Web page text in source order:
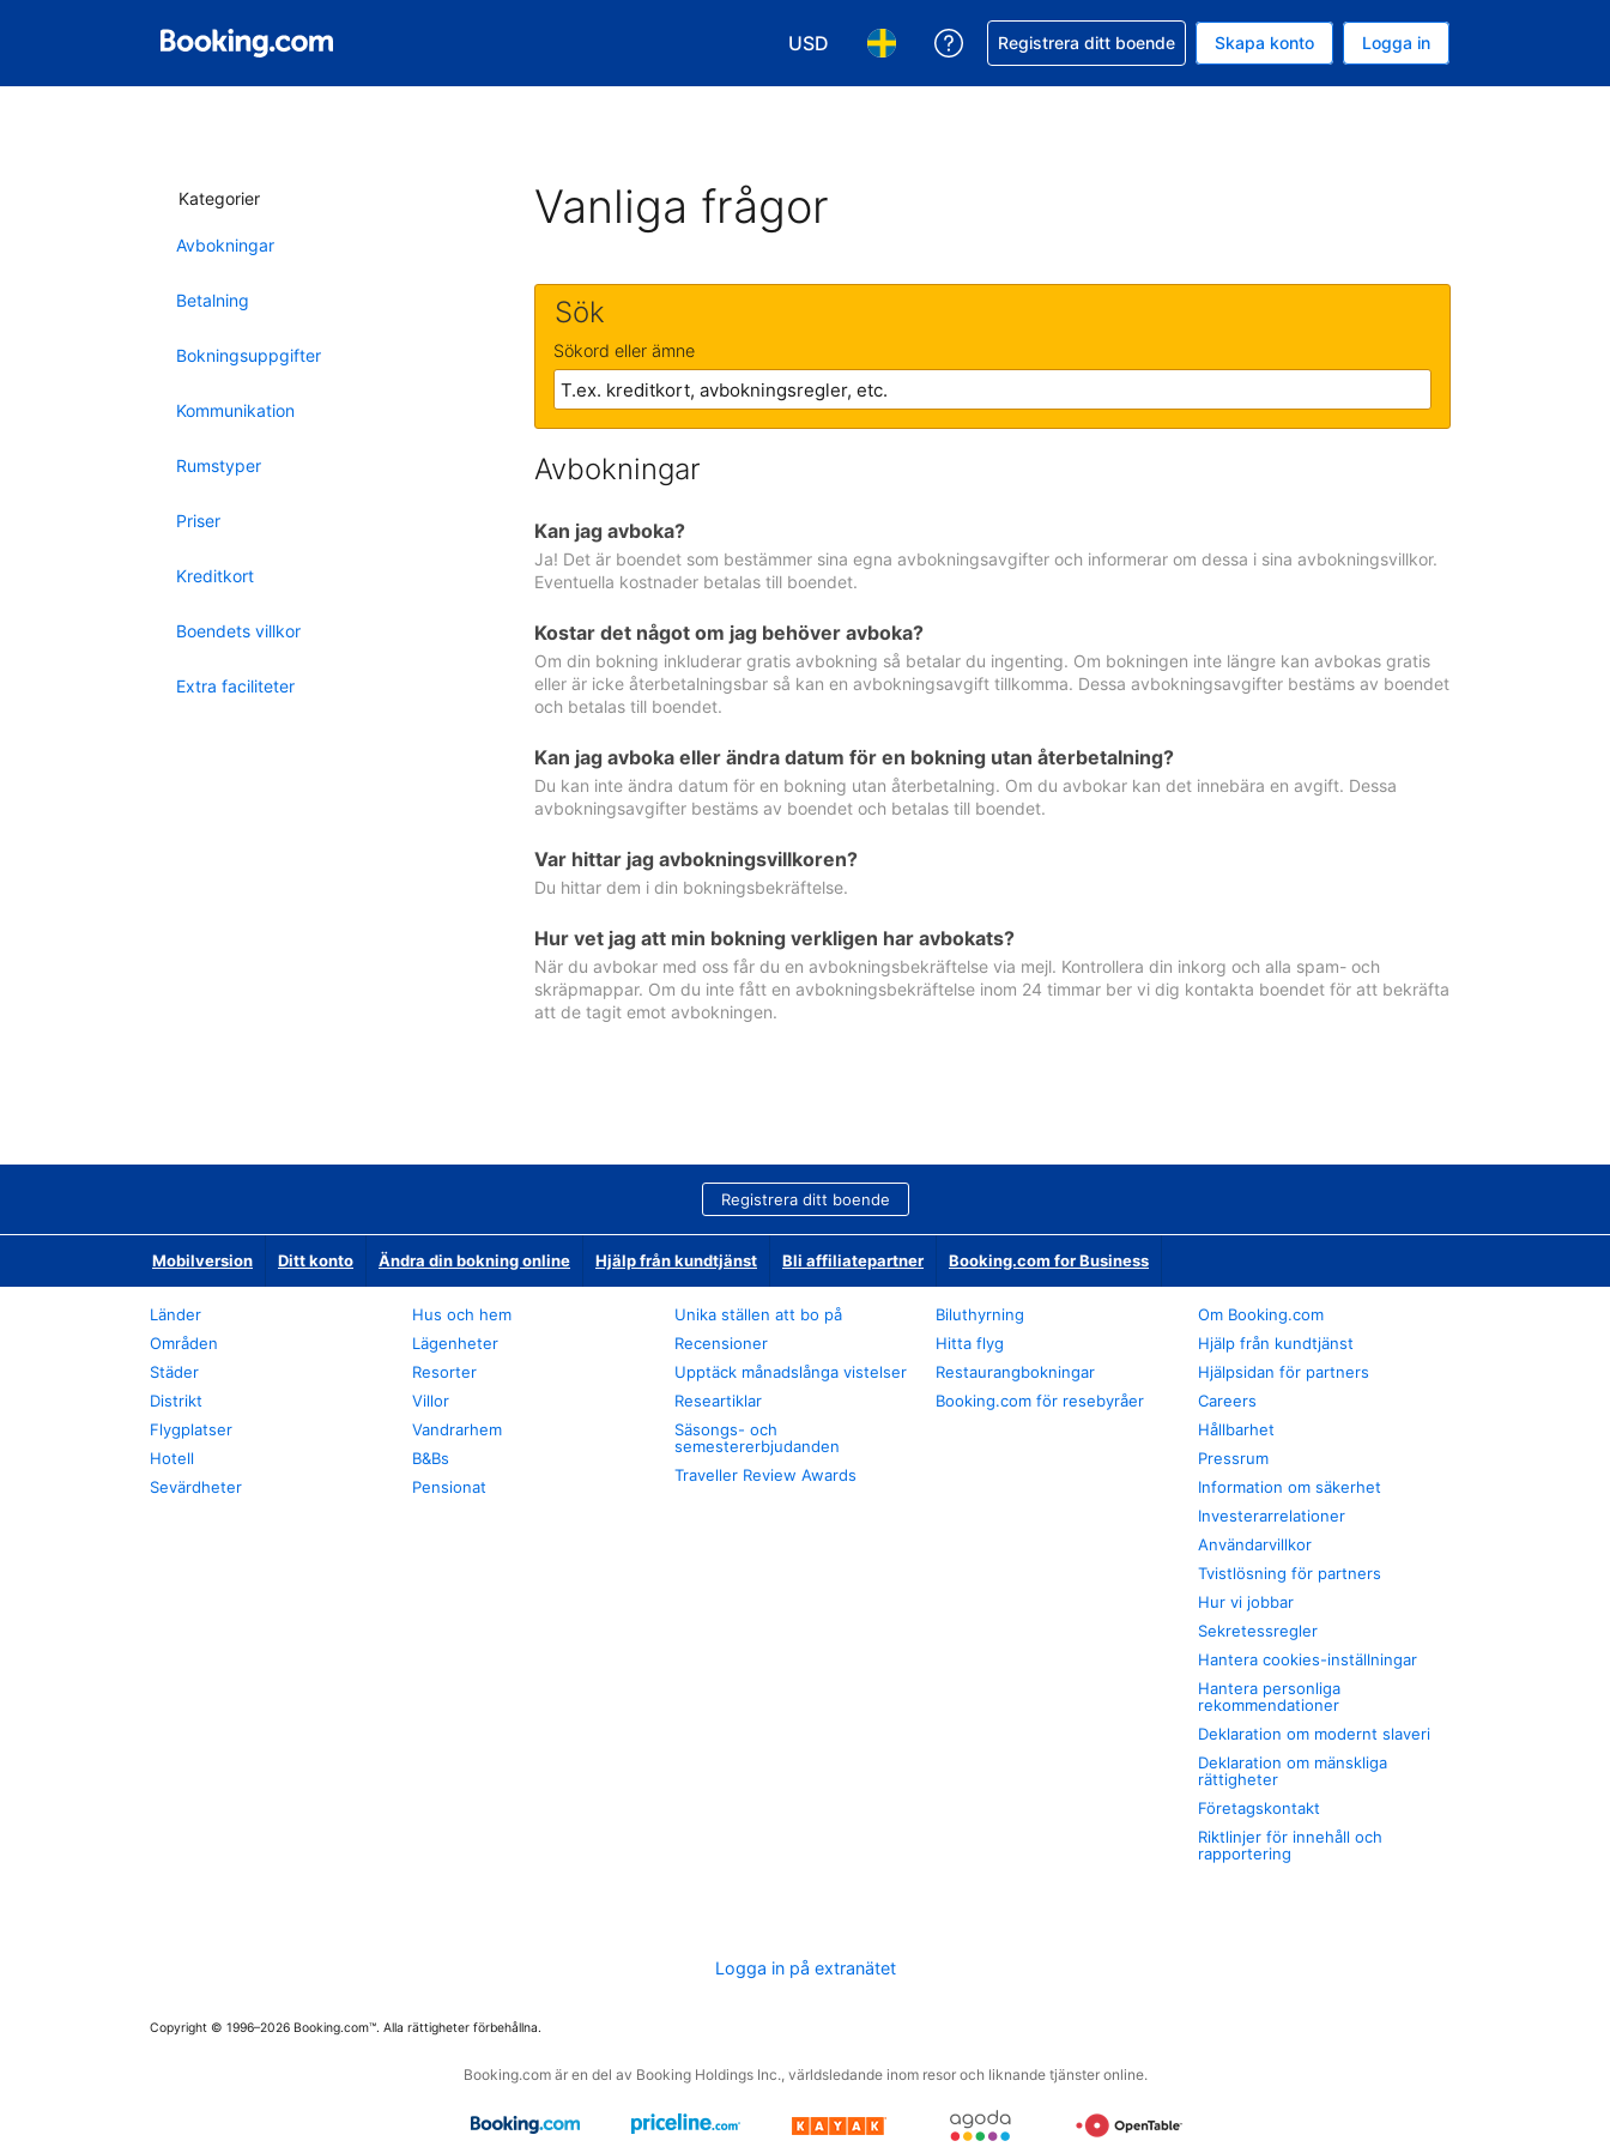
USD
Välj valuta. Din nuvarande valuta är Amerikanska dollar
Välj språk. Ditt nuvarande språk är Svenska
Få hjälp med din bokning
Registrera ditt boende Skapa konto Logga in
Kategorier
Avbokningar
Betalning
Bokningsuppgifter
Kommunikation
Rumstyper
Priser
Kreditkort
Boendets villkor
Extra faciliteter
Vanliga frågor
Sök
Sökord eller ämne
Avbokningar
Kan jag avboka?
Ja! Det är boendet som bestämmer sina egna avbokningsavgifter och informerar om dessa i sina avbokningsvillkor.
Eventuella kostnader betalas till boendet.
Kostar det något om jag behöver avboka?
Om din bokning inkluderar gratis avbokning så betalar du ingenting. Om bokningen inte längre kan avbokas gratis
eller är icke återbetalningsbar så kan en avbokningsavgift tillkomma. Dessa avbokningsavgifter bestäms av boendet
och betalas till boendet.
Kan jag avboka eller ändra datum för en bokning utan återbetalning?
Du kan inte ändra datum för en bokning utan återbetalning. Om du avbokar kan det innebära en avgift. Dessa
avbokningsavgifter bestäms av boendet och betalas till boendet.
Var hittar jag avbokningsvillkoren?
Du hittar dem i din bokningsbekräftelse.
Hur vet jag att min bokning verkligen har avbokats?
När du avbokar med oss får du en avbokningsbekräftelse via mejl. Kontrollera din inkorg och alla spam- och
skräpmappar. Om du inte fått en avbokningsbekräftelse inom 24 timmar ber vi dig kontakta boendet för att bekräfta
att de tagit emot avbokningen.
Registrera ditt boende
Mobilversion Ditt konto Ändra din bokning online Hjälp från kundtjänst Bli affiliatepartner Booking.com for Business
Länder
Områden
Städer
Distrikt
Flygplatser
Hotell
Sevärdheter
Hus och hem
Lägenheter
Resorter
Villor
Vandrarhem
B&Bs
Pensionat
Unika ställen att bo på
Recensioner
Upptäck månadslånga vistelser
Researtiklar
Säsongs- och
semestererbjudanden
Traveller Review Awards
Biluthyrning
Hitta flyg
Restaurangbokningar
Booking.com för resebyråer
Om Booking.com
Hjälp från kundtjänst
Hjälpsidan för partners
Careers
Hållbarhet
Pressrum
Information om säkerhet
Investerarrelationer
Användarvillkor
Tvistlösning för partners
Hur vi jobbar
Sekretessregler
Hantera cookies-inställningar
Hantera personliga
rekommendationer
Deklaration om modernt slaveri
Deklaration om mänskliga
rättigheter
Företagskontakt
Riktlinjer för innehåll och
rapportering
Logga in på extranätet
Copyright © 1996–2026 Booking.com™. Alla rättigheter förbehållna.
Booking.com är en del av Booking Holdings Inc., världsledande inom resor och liknande tjänster online.